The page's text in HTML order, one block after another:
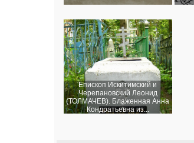
Епископ Искитимский и
Черепановский Леонид
(ТОЛМАЧЕВ). Блаженная Анна
Кондратьевна из...